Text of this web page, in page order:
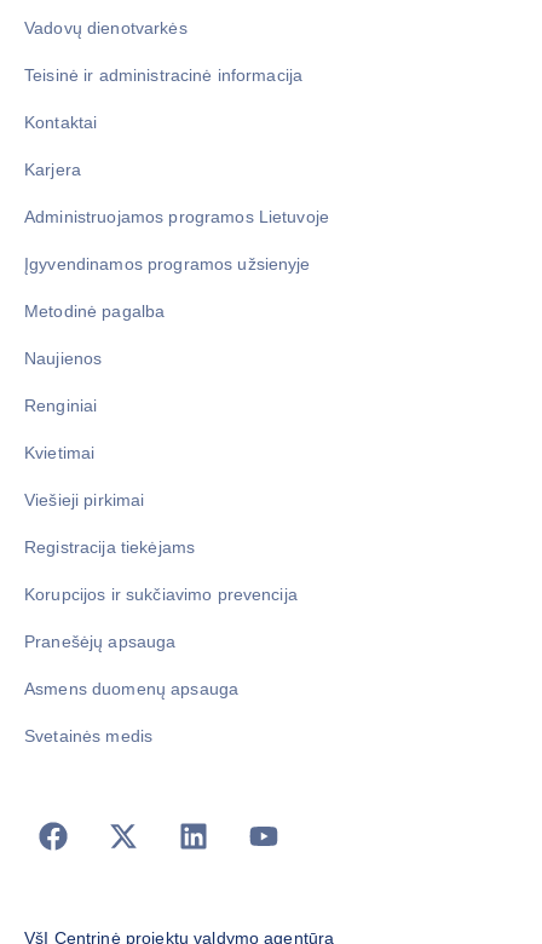
Vadovų dienotvarkės
Teisinė ir administracinė informacija
Kontaktai
Karjera
Administruojamos programos Lietuvoje
Įgyvendinamos programos užsienyje
Metodinė pagalba
Naujienos
Renginiai
Kvietimai
Viešieji pirkimai
Registracija tiekėjams
Korupcijos ir sukčiavimo prevencija
Pranešėjų apsauga
Asmens duomenų apsauga
Svetainės medis
VšĮ Centrinė projektų valdymo agentūra